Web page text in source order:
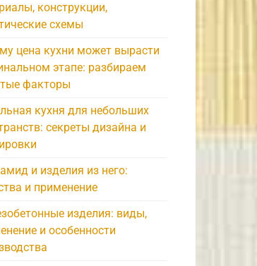
конструкции,
схемы
цена кухни может вырасти
этапе: разбираем
факторы
кухня для небольших
секреты дизайна и
и изделия из него:
и применение
изделия: виды,
и особенности